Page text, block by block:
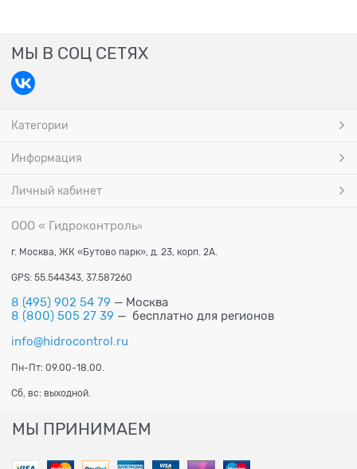
МЫ В СОЦ СЕТЯХ
Категории
Информация
Личный кабинет
ООО « Гидроконтроль»
г. Москва, ЖК «Бутово парк», д. 23, корп. 2А.
GPS: 55.544343, 37.587260
8 (495) 902 54 79 — Москва
8 (800) 505 27 39 — бесплатно для регионов
info@hidrocontrol.ru
Пн-Пт: 09.00-18.00.
Сб, вс: выходной.
МЫ ПРИНИМАЕМ